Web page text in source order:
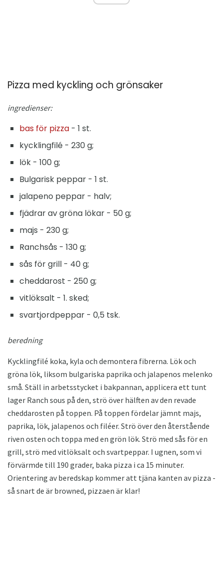
Pizza med kyckling och grönsaker
ingredienser:
bas för pizza - 1 st.
kycklingfilé - 230 g;
lök - 100 g;
Bulgarisk peppar - 1 st.
jalapeno peppar - halv;
fjädrar av gröna lökar - 50 g;
majs - 230 g;
Ranchsås - 130 g;
sås för grill - 40 g;
cheddarost - 250 g;
vitlöksalt - 1. sked;
svartjordpeppar - 0,5 tsk.
beredning
Kycklingfilé koka, kyla och demontera fibrerna. Lök och
gröna lök, liksom bulgariska paprika och jalapenos melenko
små. Ställ in arbetsstycket i bakpannan, applicera ett tunt
lager Ranch sous på den, strö över hälften av den revade
cheddarosten på toppen. På toppen fördelar jämnt majs,
paprika, lök, jalapenos och filéer. Strö över den återstående
riven osten och toppa med en grön lök. Strö med sås för en
grill, strö med vitlöksalt och svartpeppar. I ugnen, som vi
förvärmde till 190 grader, baka pizza i ca 15 minuter.
Orientering av beredskap kommer att tjäna kanten av pizza -
så snart de är browned, pizzaen är klar!